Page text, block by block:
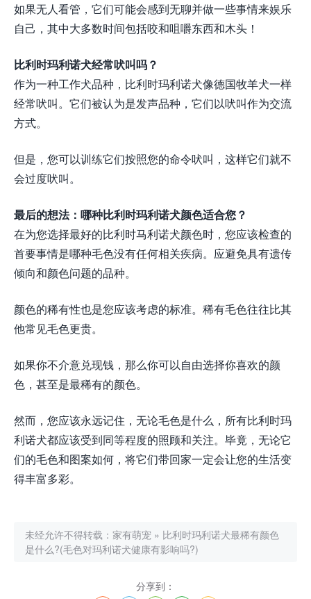
如果无人看管，它们可能会感到无聊并做一些事情来娱乐
自己，其中大多数时间包括咬和咀嚼东西和木头！
比利时玛利诺犬经常吠叫吗？
作为一种工作犬品种，比利时玛利诺犬像德国牧羊犬一样
经常吠叫。它们被认为是发声品种，它们以吠叫作为交流
方式。
但是，您可以训练它们按照您的命令吠叫，这样它们就不
会过度吠叫。
最后的想法：哪种比利时玛利诺犬颜色适合您？
在为您选择最好的比利时马利诺犬颜色时，您应该检查的
首要事情是哪种毛色没有任何相关疾病。应避免具有遗传
倾向和颜色问题的品种。
颜色的稀有性也是您应该考虑的标准。稀有毛色往往比其
他常见毛色更贵。
如果你不介意兑现钱，那么你可以自由选择你喜欢的颜
色，甚至是最稀有的颜色。
然而，您应该永远记住，无论毛色是什么，所有比利时玛
利诺犬都应该受到同等程度的照顾和关注。毕竟，无论它
们的毛色和图案如何，将它们带回家一定会让您的生活变
得丰富多彩。
未经允许不得转载： 家有萌宠 » 比利时玛利诺犬最稀有颜色
是什么?(毛色对玛利诺犬健康有影响吗?)
分享到：